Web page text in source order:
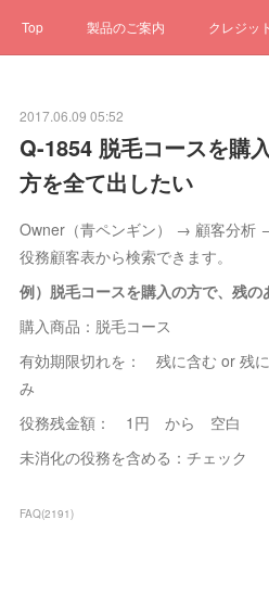
Top 製品のご案内 クレジッ
2017.06.09 05:52
Q-1854 脱毛コースを購
方を全て出したい
Owner（青ペンギン） → 顧客分析
役務顧客表から検索できます。
例）脱毛コースを購入の方で、残の
購入商品：脱毛コース
有効期限切れを： 残に含む or 残
み
役務残金額： 1円 から 空白
未消化の役務を含める：チェック
FAQ(2191)